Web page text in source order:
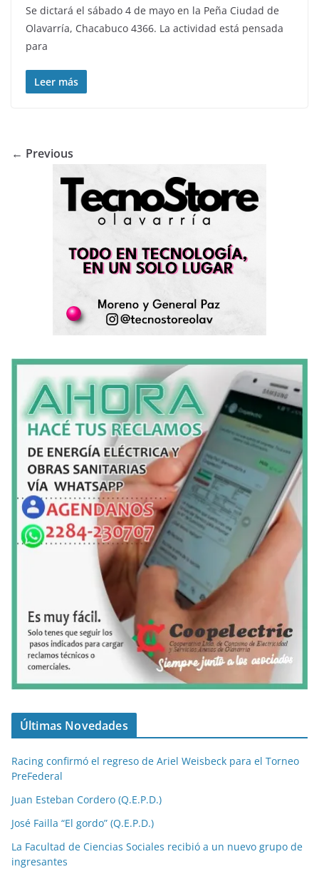
Se dictará el sábado 4 de mayo en la Peña Ciudad de
Olavarría, Chacabuco 4366. La actividad está pensada
para
Leer más
← Previous
Últimas Novedades
Racing confirmó el regreso de Ariel Weisbeck para el Torneo
PreFederal
Juan Esteban Cordero (Q.E.P.D.)
José Failla “El gordo” (Q.E.P.D.)
La Facultad de Ciencias Sociales recibió a un nuevo grupo de
ingresantes